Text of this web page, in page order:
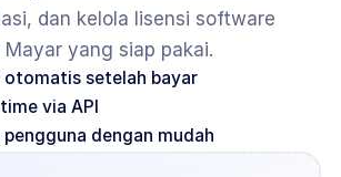
dan kelola lisensi software
yang siap pakai.
setelah bayar
via API
dengan mudah